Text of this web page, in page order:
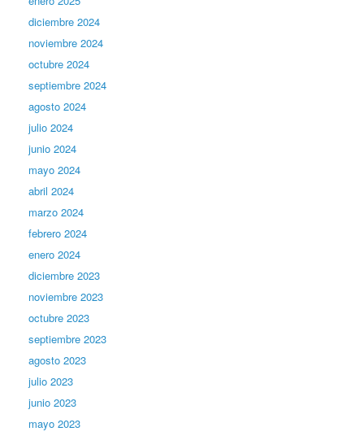
diciembre 2024
noviembre 2024
octubre 2024
septiembre 2024
agosto 2024
julio 2024
junio 2024
mayo 2024
abril 2024
marzo 2024
febrero 2024
enero 2024
diciembre 2023
noviembre 2023
octubre 2023
septiembre 2023
agosto 2023
julio 2023
junio 2023
mayo 2023